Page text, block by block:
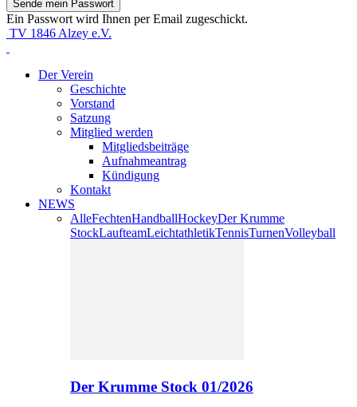
Ein Passwort wird Ihnen per Email zugeschickt.
TV 1846 Alzey e.V.
Der Verein
Geschichte
Vorstand
Satzung
Mitglied werden
Mitgliedsbeiträge
Aufnahmeantrag
Kündigung
Kontakt
NEWS
AlleFechtenHandballHockeyDer Krumme
StockLaufteamLeichtathletikTennisTurnenVolleyball
Der Krumme Stock 01/2026